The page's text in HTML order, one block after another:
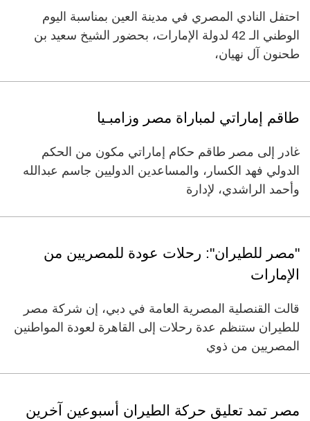
احتفل النادي المصري في مدينة العين بمناسبة اليوم
الوطني الـ 42 لدولة الإمارات، بحضور الشيخ سعيد بن
طحنون آل نهيان،
طاقم إماراتي لمباراة مصر وزامبـيا
غادر إلى مصر طاقم حكام إماراتي مكون من الحكم
الدولي فهد الكسار، والمساعدين الدوليين جاسم عبدالله
وأحمد الراشدي، لإدارة
"مصر للطيران": رحلات عودة للمصريين من
الإمارات
قالت القنصلية المصرية العامة في دبي، إن شركة مصر
للطيران ستنظم عدة رحلات إلى القاهرة لعودة المواطنين
المصريين من ذوي
مصر تمد تعليق حركة الطيران أسبوعين آخرين